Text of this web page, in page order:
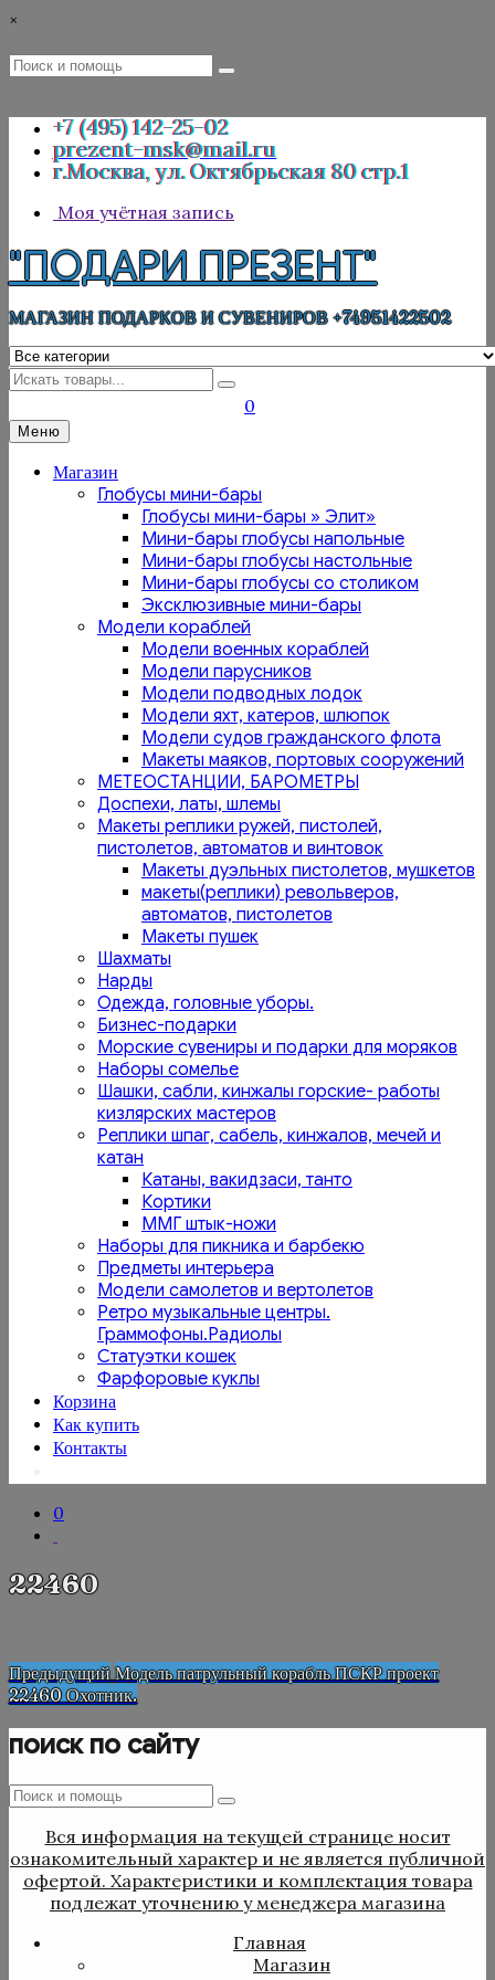
Перейти
содержимому
×
Поиск
Поиск
+7 (495) 142-25-02
prezent-msk@mail.ru
г.Москва, ул. Октябрьская 80 стр.1
Моя учётная запись
"ПОДАРИ ПРЕЗЕНТ"
МАГАЗИН ПОДАРКОВ И СУВЕНИРОВ +74951422502
Искать
0
Меню
Магазин
Глобусы мини-бары
Глобусы мини-бары » Элит»
Мини-бары глобусы напольные
Мини-бары глобусы настольные
Мини-бары глобусы со столиком
Эксклюзивные мини-бары
Модели кораблей
Модели военных кораблей
Модели парусников
Модели подводных лодок
Модели яхт, катеров, шлюпок
Модели судов гражданского флота
Макеты маяков, портовых сооружений
МЕТЕОСТАНЦИИ, БАРОМЕТРЫ
Доспехи, латы, шлемы
Макеты реплики ружей, пистолей,
пистолетов, автоматов и винтовок
Макеты дуэльных пистолетов, мушкетов
макеты(реплики) револьверов,
автоматов, пистолетов
Макеты пушек
Шахматы
Нарды
Одежда, головные уборы.
Бизнес-подарки
Морские сувениры и подарки для моряков
Наборы сомелье
Шашки, сабли, кинжалы горские- работы
кизлярских мастеров
Реплики шпаг, сабель, кинжалов, мечей и
катан
Катаны, вакидзаси, танто
Кортики
ММГ штык-ножи
Наборы для пикника и барбекю
Предметы интерьера
Модели самолетов и вертолетов
Ретро музыкальные центры.
Граммофоны.Радиолы
Статуэтки кошек
Фарфоровые куклы
Корзина
Как купить
Контакты
0
22460
Навигация
по
записям
Предыдущая
запись
Предыдущий Модель патрульный корабль ПСКР проект
22460 Охотник.
поиск по сайту
Поиск
:
Поиск
Вся информация на текущей странице носит
ознакомительный характер и не является публичной
офертой. Характеристики и комплектация товара
подлежат уточнению у менеджера магазина
Главная
Магазин